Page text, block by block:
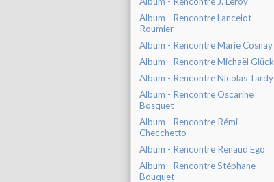
Album - Rencontre Lancelot
Roumier
Album - Rencontre Marie Cosnay
Album - Rencontre Michaël Glück
Album - Rencontre Nicolas Tardy
Album - Rencontre Oscarine
Bosquet
Album - Rencontre Rémi
Checchetto
Album - Rencontre Renaud Ego
Album - Rencontre Stéphane
Bouquet